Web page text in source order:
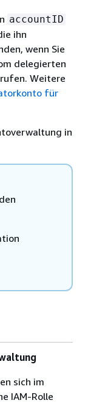
accountID
ihn
wenn Sie
delegierten
Weitere
für
in
sich im
IAM-Rolle